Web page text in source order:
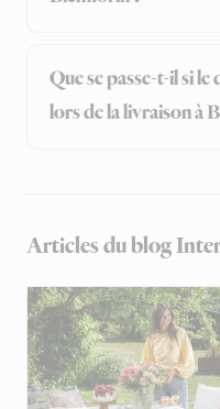
Que se passe-t-il si
lors de la livraison à
Articles du blog